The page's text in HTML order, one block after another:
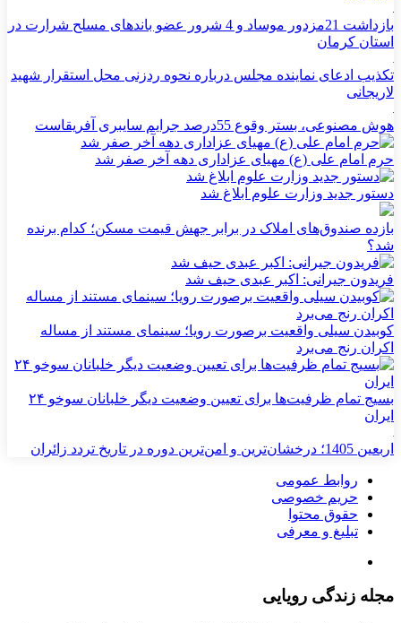
بازداشت 21مزدور موساد و 4 شرور عضو باندهای مسلح شرارت در
استان کرمان
تکذیب ادعای نماینده مجلس درباره نحوه ردزنی محل استقرار شهید
لاریجانی
هوش مصنوعی، بستر وقوع 55درصد جرایم سایبری آفریقاست
حرم امام علی (ع) مهیای عزاداری دهه آخر صفر شد
دستور جدید وزارت علوم ابلاغ شد
بازده صندوق‌های املاک در برابر جهش قیمت مسکن؛ کدام برنده
شد؟
فریدون جیرانی: اکبر عبدی حیف شد
کوبیدن سیلی واقعیت برصورت رویا؛ سینمای مستند از مساله
اکران رنج می‌برد
بسیج تمام ظرفیت‌ها برای تعیین وضعیت دیگر خلبانان سوخو ۲۴
ایران
اربعین 1405؛ درخشان‌ترین و امن‌ترین دوره در تاریخ تردد زائران
روابط عمومی
حریم خصوصی
حقوق محتوا
تبلیغ و معرفی
مجله زندگی رویایی